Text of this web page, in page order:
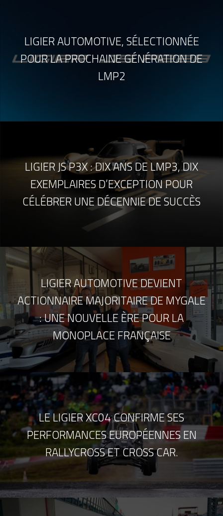
LIGIER AUTOMOTIVE, SÉLECTIONNÉE
POUR LA PROCHAINE GÉNÉRATION DE
LMP2
LIGIER JS P3X : DIX ANS DE LMP3, DIX
EXEMPLAIRES D’EXCEPTION POUR
CÉLÉBRER UNE DÉCENNIE DE SUCCÈS
LIGIER AUTOMOTIVE DEVIENT
ACTIONNAIRE MAJORITAIRE DE MYGALE
: UNE NOUVELLE ÈRE POUR LA
MONOPLACE FRANÇAISE
LE LIGIER XC04 CONFIRME SES
PERFORMANCES EUROPÉENNES EN
RALLYCROSS ET CROSS CAR.